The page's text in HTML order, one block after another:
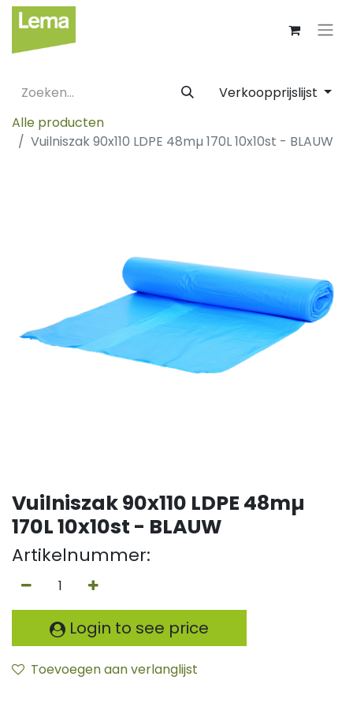
Verkoopprijslijst
Alle producten
Vuilniszak 90x110 LDPE 48mµ 170L 10x10st - BLAUW
Vuilniszak 90x110 LDPE 48mµ
170L 10x10st - BLAUW
Artikelnummer:
Login to see price
Toevoegen aan verlanglijst